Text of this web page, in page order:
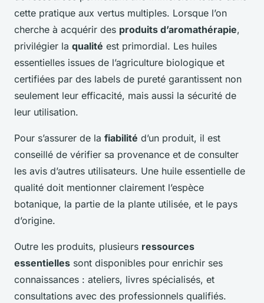
cette pratique aux vertus multiples. Lorsque l’on
cherche à acquérir des produits d’aromathérapie,
privilégier la qualité est primordial. Les huiles
essentielles issues de l’agriculture biologique et
certifiées par des labels de pureté garantissent non
seulement leur efficacité, mais aussi la sécurité de
leur utilisation.
Pour s’assurer de la fiabilité d’un produit, il est
conseillé de vérifier sa provenance et de consulter
les avis d’autres utilisateurs. Une huile essentielle de
qualité doit mentionner clairement l’espèce
botanique, la partie de la plante utilisée, et le pays
d’origine.
Outre les produits, plusieurs ressources
essentielles sont disponibles pour enrichir ses
connaissances : ateliers, livres spécialisés, et
consultations avec des professionnels qualifiés.